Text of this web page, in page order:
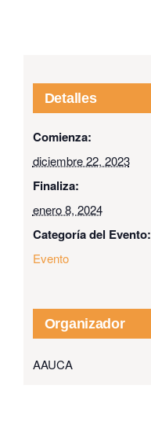
Detalles
Comienza:
diciembre 22, 2023
Finaliza:
enero 8, 2024
Categoría del Evento:
Evento
Organizador
AAUCA